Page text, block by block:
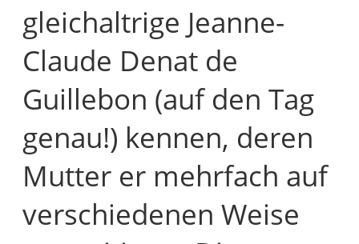
gleichaltrige Jeanne-
Claude Denat de
Guillebon (auf den Tag
genau!) kennen, deren
Mutter er mehrfach auf
verschiedenen Weise